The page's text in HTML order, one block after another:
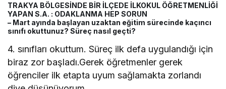
TRAKYA BÖLGESİNDE BİR İLÇEDE İLKOKUL ÖĞRETMENLİĞİ
YAPAN S.A. : ODAKLANMA HEP SORUN
– Mart ayında başlayan uzaktan eğitim sürecinde kaçıncı
sınıfı okuttunuz? Süreç nasıl geçti?
4. sınıfları okuttum. Süreç ilk defa uygulandığı için
biraz zor başladı.Gerek öğretmenler gerek
öğrenciler ilk etapta uyum sağlamakta zorlandı